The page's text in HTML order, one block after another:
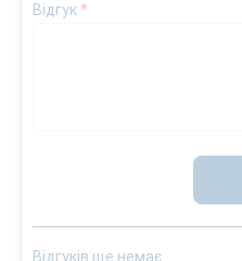
Відгук*
Відгуків ще немає